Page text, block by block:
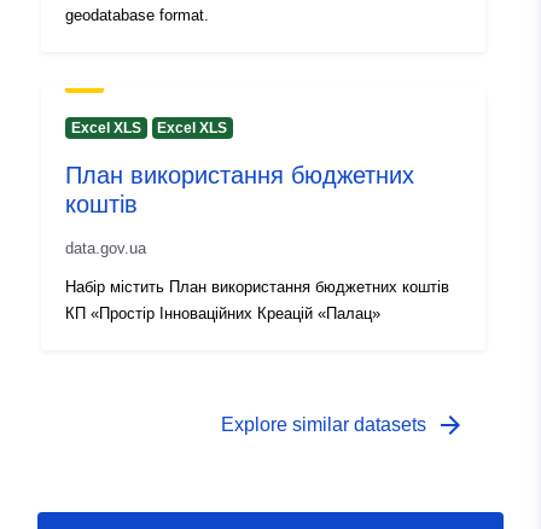
geodatabase format.
Excel XLS Excel XLS
План використання бюджетних
коштів
data.gov.ua
Набір містить План використання бюджетних коштів
КП «Простір Інноваційних Креацій «Палац»
Explore similar datasets arrow_forward